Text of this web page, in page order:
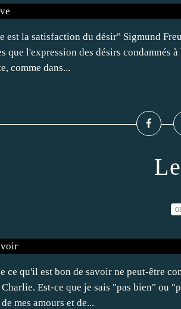
est la satisfaction du désir" Sigmund
que l'expression des désirs condamnés
comme dans...
ce qu'il est bon de savoir ne peut-être
Est-ce que je sais "pas bien" ou
mes amours et de...